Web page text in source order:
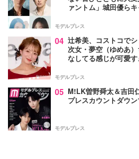
ァントム」城田優ら
モデルプレス
04 辻希美、コストコで
次女・夢空（ゆめあ
なしてる感じが可愛
モデルプレス
05 M!LK曽野舜太＆吉田
プレスカウントダウ
モデルプレス